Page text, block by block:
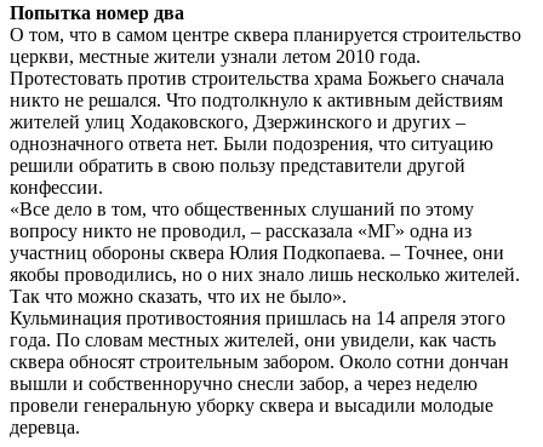
Попытка номер два
О том, что в самом центре сквера планируется строительство
церкви, местные жители узнали летом 2010 года.
Протестовать против строительства храма Божьего сначала
никто не решался. Что подтолкнуло к активным действиям
жителей улиц Ходаковского, Дзержинского и других –
однозначного ответа нет. Были подозрения, что ситуацию
решили обратить в свою пользу представители другой
конфессии.
«Все дело в том, что общественных слушаний по этому
вопросу никто не проводил, – рассказала «МГ» одна из
участниц обороны сквера Юлия Подкопаева. – Точнее, они
якобы проводились, но о них знало лишь несколько жителей.
Так что можно сказать, что их не было».
Кульминация противостояния пришлась на 14 апреля этого
года. По словам местных жителей, они увидели, как часть
сквера обносят строительным забором. Около сотни дончан
вышли и собственноручно снесли забор, а через неделю
провели генеральную уборку сквера и высадили молодые
деревца.